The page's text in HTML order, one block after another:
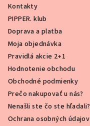
Kontakty
PIPPER. klub
Doprava a platba
Moja objednávka
Pravidlá akcie 2+1
Hodnotenie obchodu
Obchodné podmienky
Prečo nakupovať u nás?
Nenašli ste čo ste hľadali?
Ochrana osobných údajov